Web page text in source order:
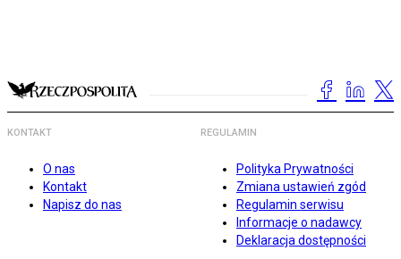
KONTAKT
O nas
Kontakt
Napisz do nas
REGULAMIN
Polityka Prywatności
Zmiana ustawień zgód
Regulamin serwisu
Informacje o nadawcy
Deklaracja dostępności